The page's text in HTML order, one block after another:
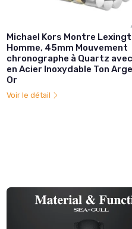
Michael Kors Montre
Homme, 45mm Mouvement
chronographe à Quartz
en Acier Inoxydable Ton
Or
Voir le détail